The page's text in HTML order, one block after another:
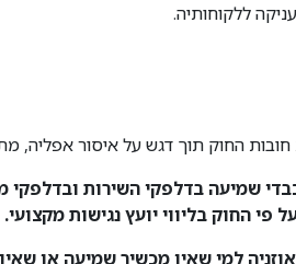
ללקוחותיה.
חובות החוק תוך דגש על איסור אפליה,
שמיעה בדלפקי השירות
החוק בליווי יועץ נגישות מקצועי.